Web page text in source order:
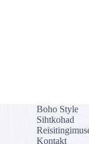
Boho Style
Sihtkohad
Kontakt